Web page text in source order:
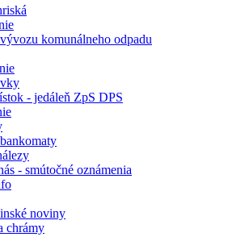
komunálneho odpadu
- jedáleň ZpS DPS
- smútočné oznámenia
noviny
chrámy